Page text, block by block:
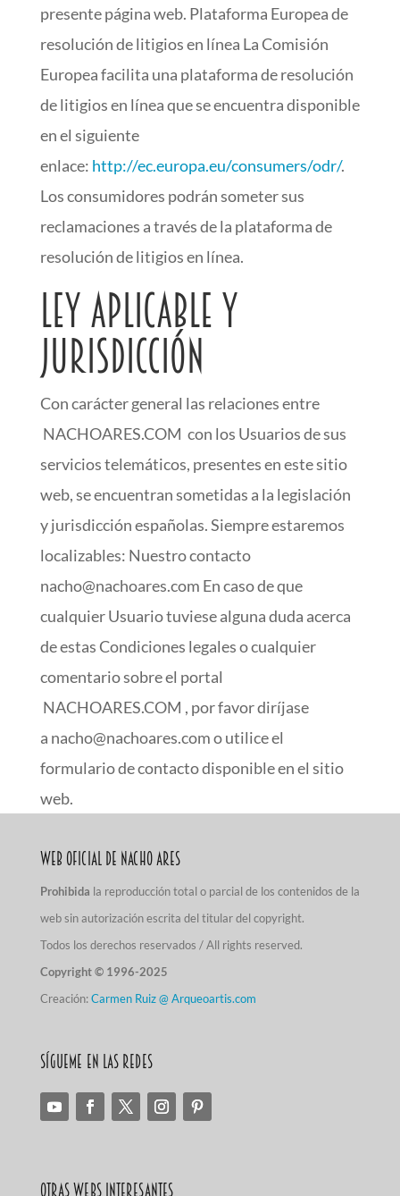
presente página web. Plataforma Europea de
resolución de litigios en línea La Comisión
Europea facilita una plataforma de resolución
de litigios en línea que se encuentra disponible
en el siguiente
enlace: http://ec.europa.eu/consumers/odr/.
Los consumidores podrán someter sus
reclamaciones a través de la plataforma de
resolución de litigios en línea.
Ley aplicable y
jurisdicción
Con carácter general las relaciones entre
NACHOARES.COM con los Usuarios de sus
servicios telemáticos, presentes en este sitio
web, se encuentran sometidas a la legislación
y jurisdicción españolas. Siempre estaremos
localizables: Nuestro contacto
nacho@nachoares.com En caso de que
cualquier Usuario tuviese alguna duda acerca
de estas Condiciones legales o cualquier
comentario sobre el portal
NACHOARES.COM , por favor diríjase
a nacho@nachoares.com o utilice el
formulario de contacto disponible en el sitio
web.
Web Oficial de Nacho Ares
Prohibida la reproducción total o parcial de los contenidos de la
web sin autorización escrita del titular del copyright.
Todos los derechos reservados / All rights reserved.
Copyright © 1996-2025
Creación:Carmen Ruiz @ Arqueoartis.com
Sígueme en las redes
Otras Webs Interesantes